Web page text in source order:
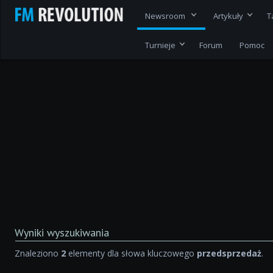
Newsroom Artykuły
Turnieje Forum Pomoc
Wyniki wyszukiwania
Znaleziono 2 elementy dla słowa kluczowego przedsprzedaż.